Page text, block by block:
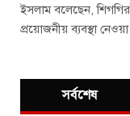
ইসলাম বলেছেন,
প্রয়োজনীয় ব্যবস্থা
সর্বশেষ